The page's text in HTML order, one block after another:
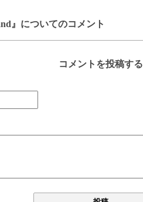
』についてのコメント
コメントを投稿する